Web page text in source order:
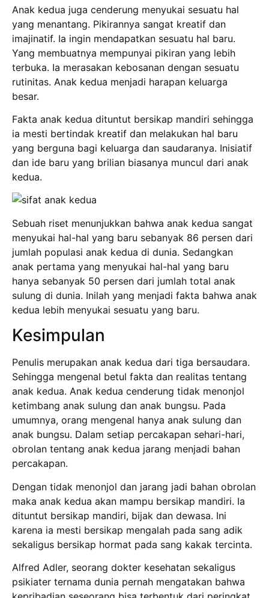
Anak kedua juga cenderung menyukai sesuatu hal
yang menantang. Pikirannya sangat kreatif dan
imajinatif. Ia ingin mendapatkan sesuatu hal baru.
Yang membuatnya mempunyai pikiran yang lebih
terbuka. Ia merasakan kebosanan dengan sesuatu
rutinitas. Anak kedua menjadi harapan keluarga
besar.
Fakta anak kedua dituntut bersikap mandiri sehingga
ia mesti bertindak kreatif dan melakukan hal baru
yang berguna bagi keluarga dan saudaranya. Inisiatif
dan ide baru yang brilian biasanya muncul dari anak
kedua.
Sebuah riset menunjukkan bahwa anak kedua sangat
menyukai hal-hal yang baru sebanyak 86 persen dari
jumlah populasi anak kedua di dunia. Sedangkan
anak pertama yang menyukai hal-hal yang baru
hanya sebanyak 50 persen dari jumlah total anak
sulung di dunia. Inilah yang menjadi fakta bahwa anak
kedua lebih menyukai sesuatu yang baru.
Kesimpulan
Penulis merupakan anak kedua dari tiga bersaudara.
Sehingga mengenal betul fakta dan realitas tentang
anak kedua. Anak kedua cenderung tidak menonjol
ketimbang anak sulung dan anak bungsu. Pada
umumnya, orang mengenal hanya anak sulung dan
anak bungsu. Dalam setiap percakapan sehari-hari,
obrolan tentang anak kedua jarang menjadi bahan
percakapan.
Dengan tidak menonjol dan jarang jadi bahan obrolan
maka anak kedua akan mampu bersikap mandiri. Ia
dituntut bersikap mandiri, bijak dan dewasa. Ini
karena ia mesti bersikap mengalah pada sang adik
sekaligus bersikap hormat pada sang kakak tercinta.
Alfred Adler, seorang dokter kesehatan sekaligus
psikiater ternama dunia pernah mengatakan bahwa